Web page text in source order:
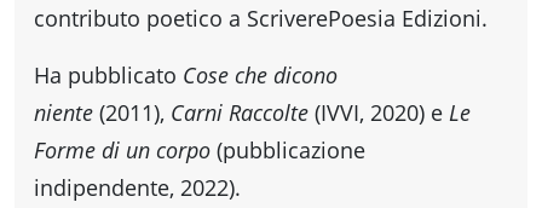
contributo poetico a ScriverePoesia Edizioni.
Ha pubblicato Cose che dicono
niente (2011), Carni Raccolte (IVVI, 2020) e Le
Forme di un corpo (pubblicazione
indipendente, 2022).